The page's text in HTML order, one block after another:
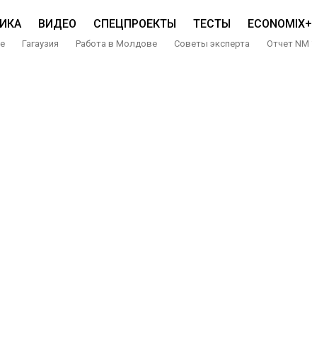
ВИДЕО СПЕЦПРОЕКТЫ ТЕСТЫ ECONOMIX+
Гагаузия Работа в Молдове Советы эксперта Отчет NM